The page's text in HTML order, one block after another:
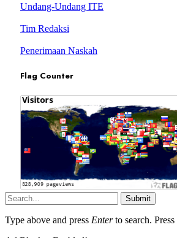
Undang-Undang ITE
Tim Redaksi
Penerimaan Naskah
Flag Counter
Submit
Type above and press Enterto search. Press